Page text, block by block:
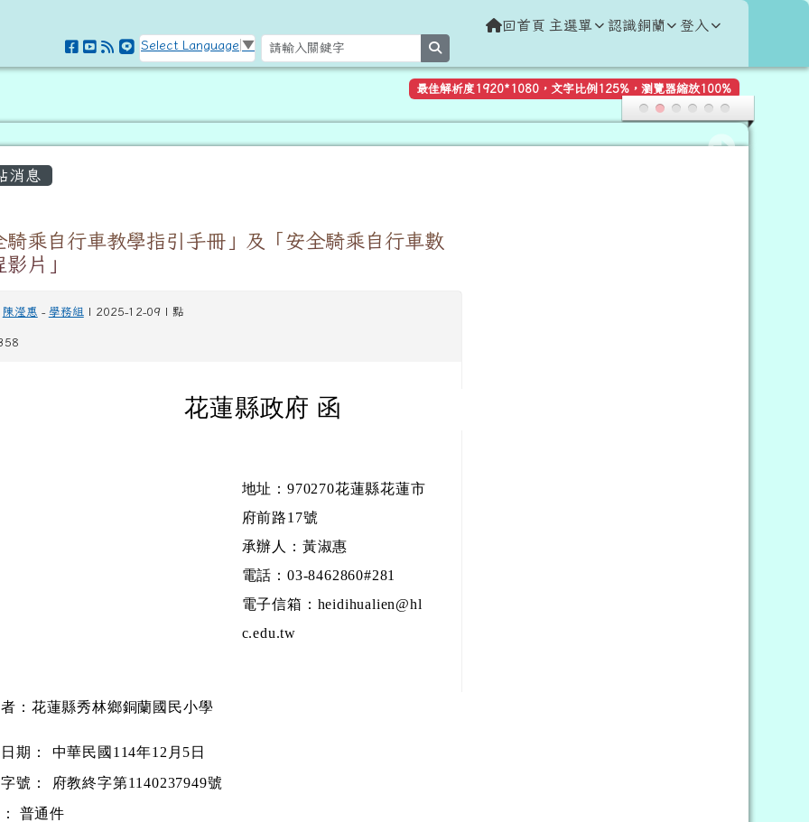
Select Language ▼
回首頁 主選單 認識銅蘭 登入
最佳解析度1920*1080，文字比例125%，瀏覽器縮放100%
區域
消息
騎乘自行車教學指引手冊」及「安全騎乘自行車數
片」
陳瀅惠 - 學務組 | 2025-12-09 | 點
花蓮縣政府 函
地址：970270花蓮縣花蓮市
府前路17號
承辦人：黃淑惠
電話：03-8462860#281
電子信箱：heidihualien@hl
c.edu.tw
：花蓮縣秀林鄉銅蘭國民小學
期：
中華民國114年12月5日
號：
府教終字第1140237949號
普通件